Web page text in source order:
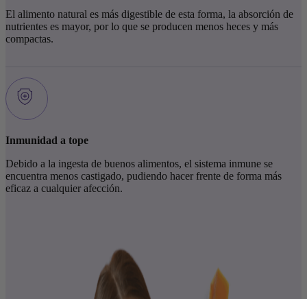
El alimento natural es más digestible de esta forma, la absorción de
nutrientes es mayor, por lo que se producen menos heces y más
compactas.
Inmunidad a tope
Debido a la ingesta de buenos alimentos, el sistema inmune se
encuentra menos castigado, pudiendo hacer frente de forma más
eficaz a cualquier afección.